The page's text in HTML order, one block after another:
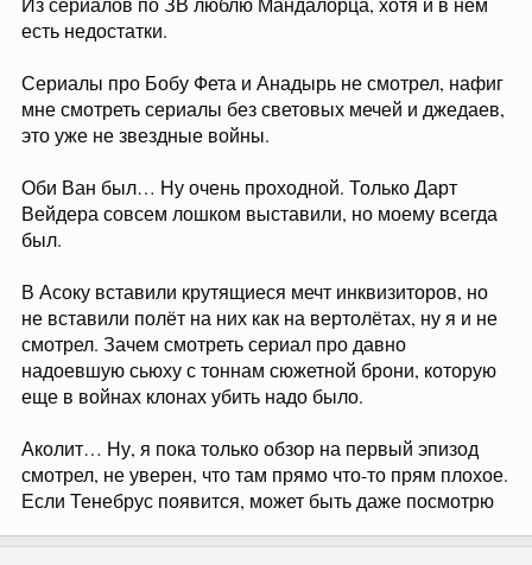
есть недостатки.
Сериалы про Бобу Фета и Анадырь не смотрел, нафиг
мне смотреть сериалы без световых мечей и джедаев,
это уже не звездные войны.
Оби Ван был… Ну очень проходной. Только Дарт
Вейдера совсем лошком выставили, но моему всегда
был.
В Асоку вставили крутящиеся мечт инквизиторов, но
не вставили полёт на них как на вертолётах, ну я и не
смотрел. Зачем смотреть сериал про давно
надоевшую сьюху с тоннам сюжетной брони, которую
еще в войнах клонах убить надо было.
Аколит… Ну, я пока только обзор на первый эпизод
смотрел, не уверен, что там прямо что-то прям плохое.
Если Тенебрус появится, может быть даже посмотрю